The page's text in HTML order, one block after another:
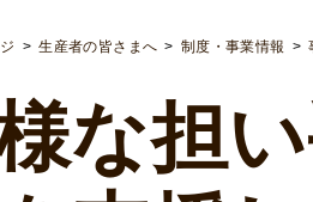
生産者の皆さまへ 制度・事業情報
な担